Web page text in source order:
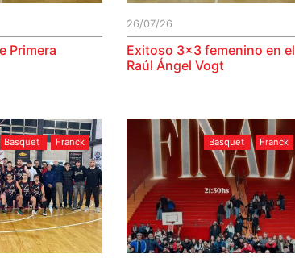
Primera
26/07/26
Exitoso 3×3 femenino en el
Raúl Ángel Vogt
Basquet Franck Basquet Franck